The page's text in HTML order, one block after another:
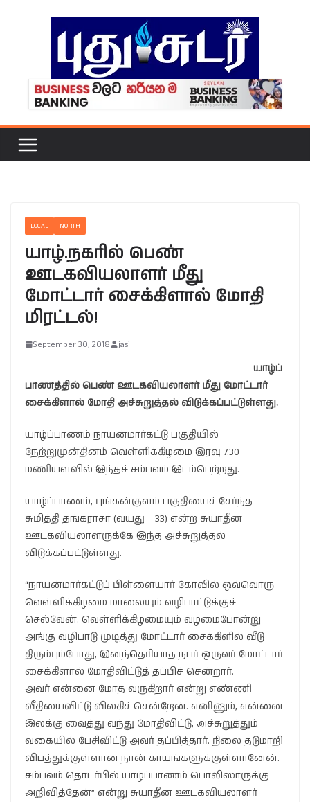
LOCAL NORTH
யாழ்.நகரில் பெண்
ஊடகவியலாளர் மீது
மோட்டார் சைக்கிளால் மோதி
மிரட்டல்!
September 30, 2018 jasi
யாழ்ப்
பாணத்தில் பெண் ஊடகவியலாளர் மீது மோட்டார்
சைக்கிளால் மோதி அச்சுறுத்தல் விடுக்கப்பட்டுள்ளது.
யாழ்ப்பாணம் நாயன்மார்கட்டு பகுதியில்
நேற்றுமுன்தினம் வெள்ளிக்கிழமை இரவு 7.30
மணியளவில் இந்தச் சம்பவம் இடம்பெற்றது.
யாழ்ப்பாணம், புங்கன்குளம் பகுதியைச் சேர்ந்த
சுமித்தி தங்கராசா (வயது – 33) என்ற சுயாதீன
ஊடகவியலாளருக்கே இந்த அச்சுறுத்தல்
விடுக்கப்பட்டுள்ளது.
“நாயன்மார்கட்டுப் பிள்ளையார் கோவில் ஒவ்வொரு
வெள்ளிக்கிழமை மாலையும் வழிபாட்டுக்குச்
செல்வேன். வெள்ளிக்கிழமையும் வழமைபோன்று
அங்கு வழிபாடு முடித்து மோட்டார் சைக்கிளில் வீடு
திரும்பும்போது, இனந்தெரியாத நபர் ஒருவர் மோட்டார்
சைக்கிளால் மோதிவிட்டுத் தப்பிச் சென்றார்.
அவர் என்னை மோத வருகிறார் என்று எண்ணி
வீதியைவிட்டு விலகிச் சென்றேன். எனினும், என்னை
இலக்கு வைத்து வந்து மோதிவிட்டு, அச்சுறுத்தும்
வகையில் பேசிவிட்டு அவர் தப்பித்தார். நிலை தடுமாறி
விபத்துக்குள்ளான நான் காயங்களுக்குள்ளானேன்.
சம்பவம் தொடர்பில் யாழ்ப்பாணம் பொலிஸாருக்கு
அறிவித்தேன்” என்று சுயாதீன ஊடகவியலாளர்